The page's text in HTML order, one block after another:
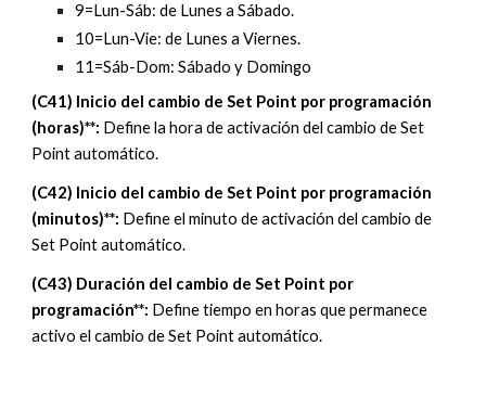
9=Lun-Sáb: de Lunes a Sábado.
10=Lun-Vie: de Lunes a Viernes.
11=Sáb-Dom: Sábado y Domingo
(C41) Inicio del cambio de Set Point por programación
(horas)**: Define la hora de activación del cambio de Set
Point automático.
(C42) Inicio del cambio de Set Point por programación
(minutos)**: Define el minuto de activación del cambio de
Set Point automático.
(C43) Duración del cambio de Set Point por
programación**: Define tiempo en horas que permanece
activo el cambio de Set Point automático.